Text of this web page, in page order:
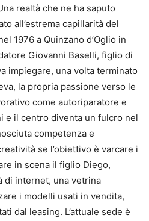
realtà che ne ha saputo
all’estrema capillarità del
1976 a Quinzano d’Oglio in
Giovanni Baselli, figlio di
impiegare, una volta terminato
la propria passione verso le
come autoriparatore e
e il centro diventa un fulcro nel
competenza e
se l’obiettivo è varcare i
in scena il figlio Diego,
di internet, una vetrina
i modelli usati in vendita,
dal leasing. L’attuale sede è